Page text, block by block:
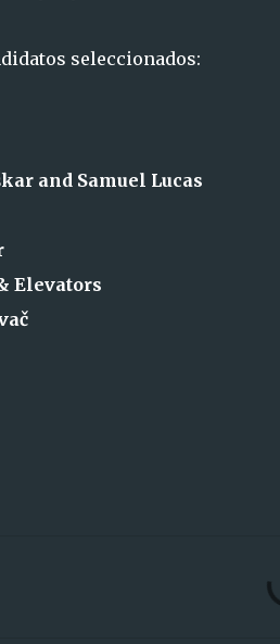
seleccionados:
and Samuel Lucas
Elevators